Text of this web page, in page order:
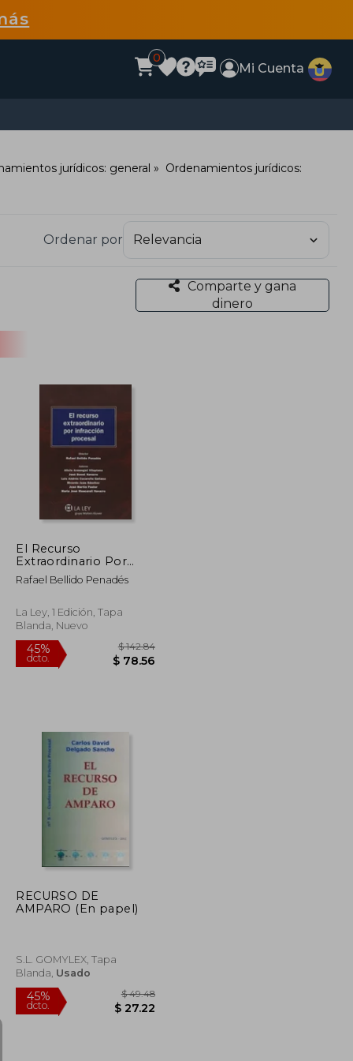
0
Mi Cuenta
jurídicos: general
Ordenamientos jurídicos:
Ordenar por
Comparte y gana
dinero
$ 34.60
El Recurso
Extraordinario Por
Infracción Procesal
(Monografías Proceso
Rafael Bellido Penadés
La Ley, 1 Edición, Tapa
Blanda, Nuevo
dcto.
RECURSO DE
AMPARO (En papel)
S.L. GOMYLEX, Tapa
Blanda, Usado